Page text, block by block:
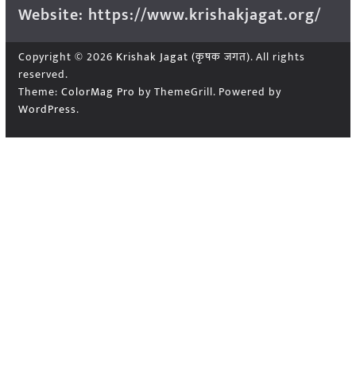
Website: https://www.krishakjagat.org/
Copyright © 2026 Krishak Jagat (कृषक जगत). All rights
reserved.
Theme: ColorMag Pro by ThemeGrill. Powered by
WordPress.